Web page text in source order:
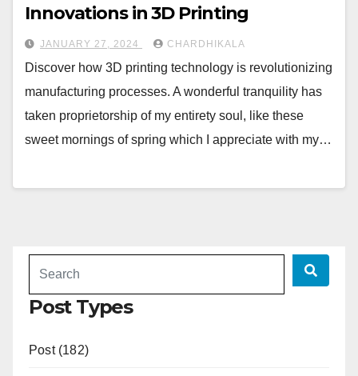
Innovations in 3D Printing
JANUARY 27, 2024 CHARDHIKALA
Discover how 3D printing technology is revolutionizing
manufacturing processes. A wonderful tranquility has
taken proprietorship of my entirety soul, like these
sweet mornings of spring which I appreciate with my…
Post Types
Post (182)